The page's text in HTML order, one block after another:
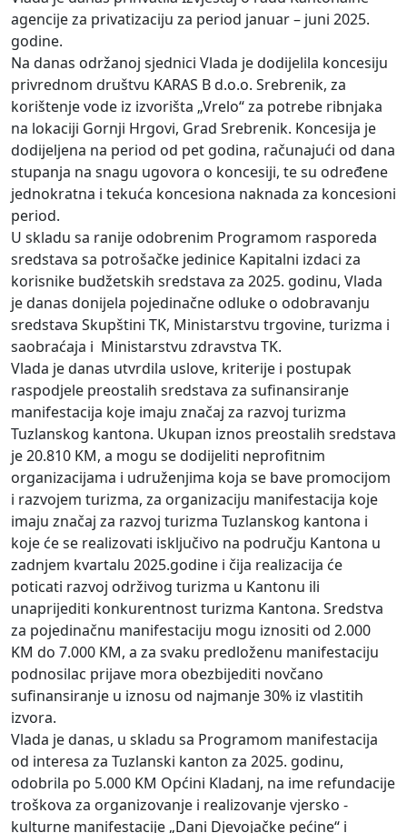
agencije za privatizaciju za period januar – juni 2025.
godine.
Na danas održanoj sjednici Vlada je dodijelila koncesiju
privrednom društvu KARAS B d.o.o. Srebrenik, za
korištenje vode iz izvorišta „Vrelo“ za potrebe ribnjaka
na lokaciji Gornji Hrgovi, Grad Srebrenik. Koncesija je
dodijeljena na period od pet godina, računajući od dana
stupanja na snagu ugovora o koncesiji, te su određene
jednokratna i tekuća koncesiona naknada za koncesioni
period.
U skladu sa ranije odobrenim Programom rasporeda
sredstava sa potrošačke jedinice Kapitalni izdaci za
korisnike budžetskih sredstava za 2025. godinu, Vlada
je danas donijela pojedinačne odluke o odobravanju
sredstava Skupštini TK, Ministarstvu trgovine, turizma i
saobraćaja i Ministarstvu zdravstva TK.
Vlada je danas utvrdila uslove, kriterije i postupak
raspodjele preostalih sredstava za sufinansiranje
manifestacija koje imaju značaj za razvoj turizma
Tuzlanskog kantona. Ukupan iznos preostalih sredstava
je 20.810 KM, a mogu se dodijeliti neprofitnim
organizacijama i udruženjima koja se bave promocijom
i razvojem turizma, za organizaciju manifestacija koje
imaju značaj za razvoj turizma Tuzlanskog kantona i
koje će se realizovati isključivo na području Kantona u
zadnjem kvartalu 2025.godine i čija realizacija će
poticati razvoj održivog turizma u Kantonu ili
unaprijediti konkurentnost turizma Kantona. Sredstva
za pojedinačnu manifestaciju mogu iznositi od 2.000
KM do 7.000 KM, a za svaku predloženu manifestaciju
podnosilac prijave mora obezbijediti novčano
sufinansiranje u iznosu od najmanje 30% iz vlastitih
izvora.
Vlada je danas, u skladu sa Programom manifestacija
od interesa za Tuzlanski kanton za 2025. godinu,
odobrila po 5.000 KM Općini Kladanj, na ime refundacije
troškova za organizovanje i realizovanje vjersko -
kulturne manifestacije „Dani Djevojačke pećine“ i